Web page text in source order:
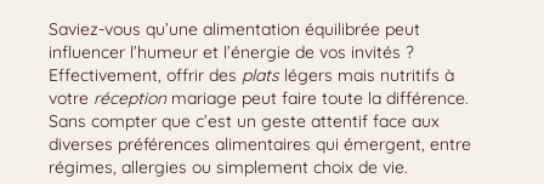
Saviez-vous qu’une alimentation équilibrée peut
influencer l’humeur et l’énergie de vos invités ?
Effectivement, offrir des platslégers mais nutritifs à
votre réceptionmariage peut faire toute la différence.
Sans compter que c’est un geste attentif face aux
diverses préférences alimentaires qui émergent, entre
régimes, allergies ou simplement choix de vie.